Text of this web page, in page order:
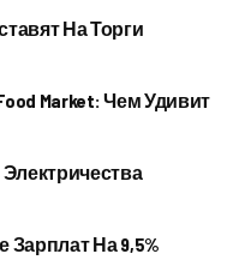
На Торги
Market: Чем Удивит
Зарплат На 9,5%